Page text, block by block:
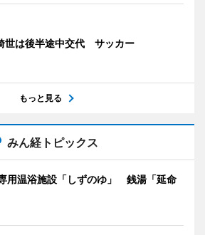
世は後半途中交代 サッカー
もっと見る
みん経トピックス
用温浴施設「しずのゆ」 銭湯「延命